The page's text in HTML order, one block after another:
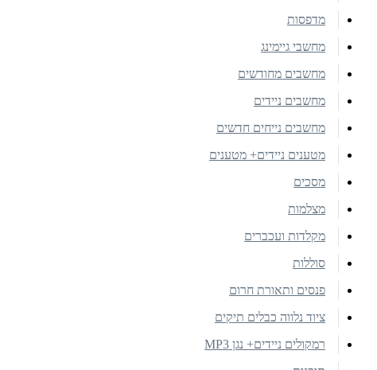
מדפסות
מחשבי גיימינג
מחשבים מחודשים
מחשבים ניידים
מחשבים נייחים חדשים
מטענים ניידים+ מטענים
מסכים
מצלמות
מקלדות ועכברים
סוללות
פנסים ותאורת חרום
ציוד נלווה כבלים תיקים
רמקולים ניידים+ נגן MP3